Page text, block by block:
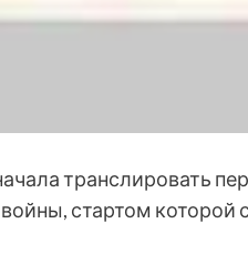
транслировать
стартом которой